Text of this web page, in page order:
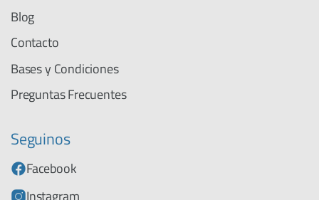
Blog
Contacto
Bases y Condiciones
Preguntas Frecuentes
Seguinos
Facebook